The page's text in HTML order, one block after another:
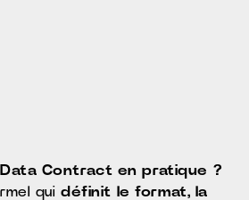
Data Contract en pratique ?
quidéfinit le format, la